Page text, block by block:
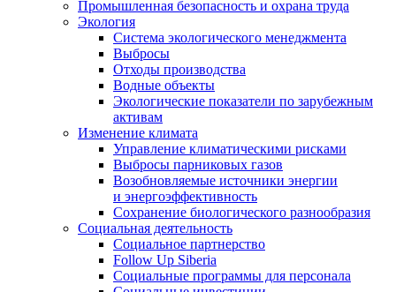
Промышленная безопасность и охрана труда
Экология
Система экологического менеджмента
Выбросы
Отходы производства
Водные объекты
Экологические показатели по зарубежным
активам
Изменение климата
Управление климатическими рисками
Выбросы парниковых газов
Возобновляемые источники энергии
и энергоэффективность
Сохранение биологического разнообразия
Социальная деятельность
Социальное партнерство
Follow Up Siberia
Социальные программы для персонала